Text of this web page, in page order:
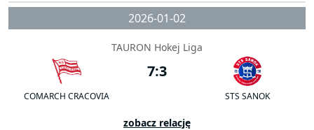
2026-01-02
TAURON Hokej Liga
COMARCH CRACOVIA
7:3
STS SANOK
zobacz relację